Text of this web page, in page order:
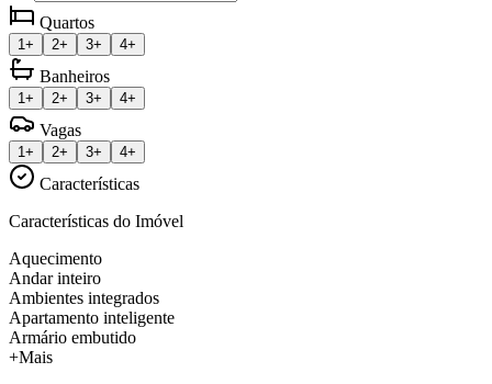
Quartos
1+ 2+ 3+ 4+
Banheiros
1+ 2+ 3+ 4+
Vagas
1+ 2+ 3+ 4+
Características
Características do Imóvel
Aquecimento
Andar inteiro
Ambientes integrados
Apartamento inteligente
Armário embutido
+Mais